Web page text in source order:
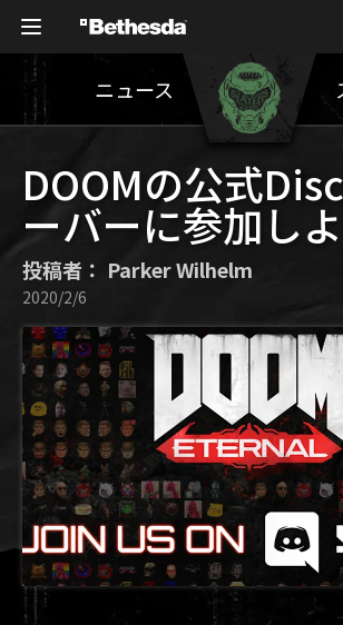
ニュース
DOOMの公式
ーバーに参加しよ
投稿者： Parker Wilhelm
2020/2/6